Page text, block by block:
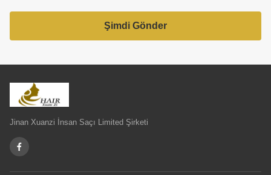
Şimdi Gönder
Jinan Xuanzi İnsan Saçı Limited Şirketi